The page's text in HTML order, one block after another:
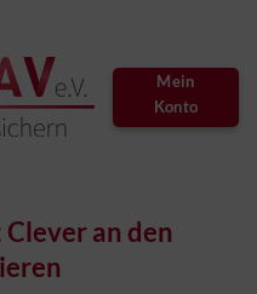
Mein
Konto
an den